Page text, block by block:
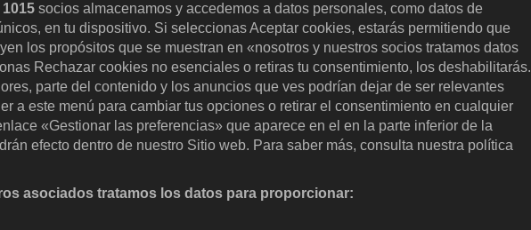
1015 socios almacenamos y accedemos a datos personales, como datos de
en tu dispositivo. Si seleccionas Aceptar cookies, estarás permitiendo que
los propósitos que se muestran en «nosotros y nuestros socios tratamos datos
Rechazar cookies no esenciales o retiras tu consentimiento, los deshabilitarás.
parte del contenido y los anuncios que ves podrían dejar de ser relevantes
a este menú para cambiar tus opciones o retirar el consentimiento en cualquier
«Gestionar las preferencias» que aparece en el en la parte inferior de la
efecto dentro de nuestro Sitio web. Para saber más, consulta nuestra política
asociados tratamos los datos para proporcionar: